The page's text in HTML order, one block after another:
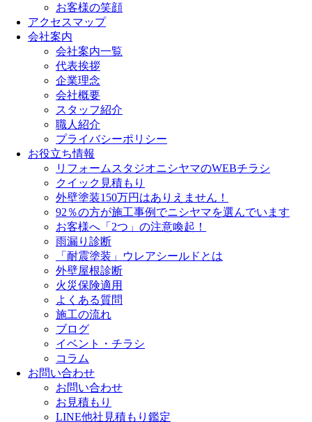
お客様の笑顔
アクセスマップ
会社案内
会社案内一覧
代表挨拶
企業理念
会社概要
スタッフ紹介
職人紹介
プライバシーポリシー
お役立ち情報
リフォームスタジオニシヤマのWEBチラシ
クイック見積もり
外壁塗装150万円はありえません！
92％の方が施工事例でニシヤマを選んでいます
お客様へ「2つ」の注意喚起！
雨漏り診断
「耐震塗装」ウレアシールドとは
外壁屋根診断
火災保険適用
よくある質問
施工の流れ
ブログ
イベント・チラシ
コラム
お問い合わせ
お問い合わせ
お見積もり
LINE他社見積もり鑑定